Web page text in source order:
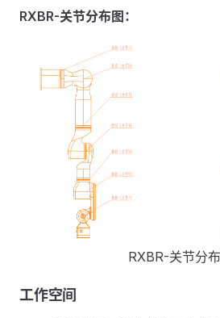
RXBR-关节分布图：
RXBR-关节分
工作空间